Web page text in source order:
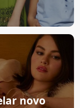
novo